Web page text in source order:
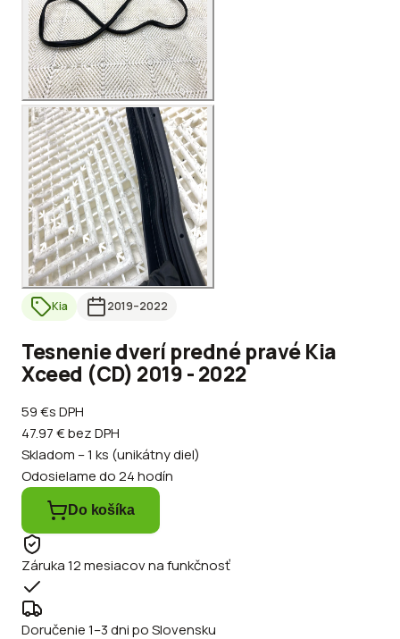
Kia 2019–2022
Tesnenie dverí predné pravé Kia
Xceed (CD) 2019 - 2022
59 €s DPH
47.97 €bez DPH
Skladom – 1 ks (unikátny diel)
Odosielame do 24 hodín
Do košíka
Záruka 12 mesiacov na funkčnosť
Doručenie 1–3 dni po Slovensku